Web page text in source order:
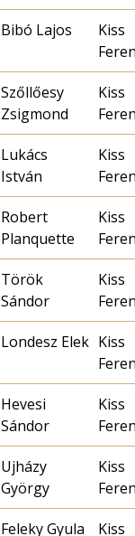
Bibó Lajos
Kiss
Szőllőesy
Zsigmond
Kiss
Lukács
István
Kiss
Robert
Planquette
Kiss
Török
Sándor
Kiss
Londesz Elek Kiss
Hevesi
Sándor
Kiss
Ujházy
György
Kiss
Feleky Gyula
Kiss